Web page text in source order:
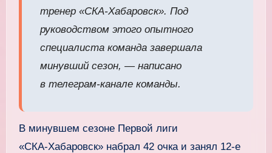
тренер «СКА‑Хабаровск». Под
руководством этого опытного
специалиста команда завершала
минувший сезон, — написано
в телеграм‑канале команды.
В минувшем сезоне Первой лиги
«СКА‑Хабаровск» набрал 42 очка и занял 12‑е